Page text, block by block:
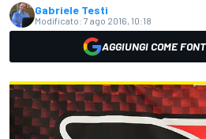
Gabriele Testi
Modificato: 7 ago 2016, 10:18
AGGIUNGI COME